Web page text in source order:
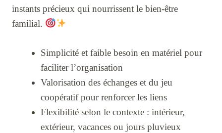
instants précieux qui nourrissent le bien-être
familial.
Simplicité et faible besoin en matériel pour
faciliter l’organisation
Valorisation des échanges et du jeu
coopératif pour renforcer les liens
Flexibilité selon le contexte : intérieur,
extérieur, vacances ou jours pluvieux